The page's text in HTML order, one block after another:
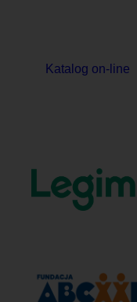
Katalog on-line